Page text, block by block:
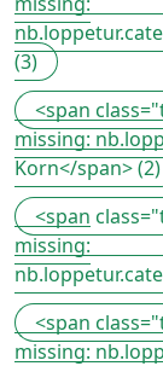
(3)
<span
missing:
Korn</span> (2)
<span
missing:
<span
missing: